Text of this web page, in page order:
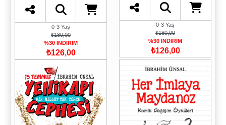
0-3 Yaş
₺180,00
%30 İNDİRİM
₺126,00
0-3 Yaş
₺180,00
%30 İNDİRİM
₺126,00